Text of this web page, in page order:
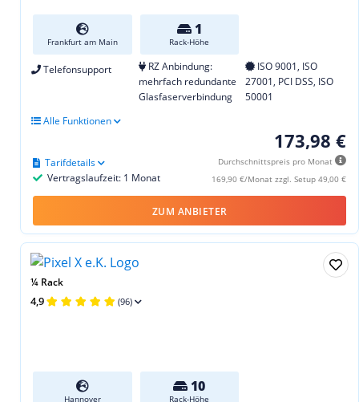
Frankfurt am Main
1
Rack-Höhe
Telefonsupport
RZ Anbindung:
mehrfach redundante
Glasfaserverbindung
ISO 9001, ISO
27001, PCI DSS, ISO
50001
Alle Funktionen
173,98 €
Durchschnittspreis pro Monat
169,90 €/Monat zzgl. Setup 49,00 €
Vertragslaufzeit: 1 Monat
Tarifdetails
ZUM ANBIETER
¼ Rack
4,9 (96)
Hannover
10
Rack-Höhe